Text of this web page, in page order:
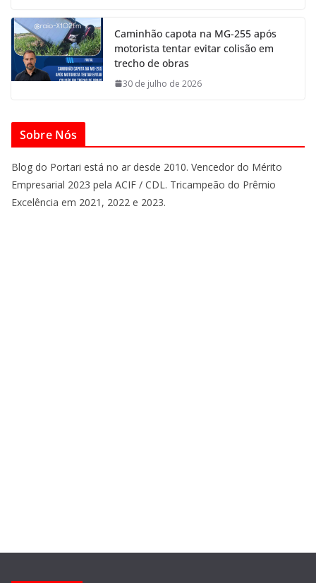
Caminhão capota na MG-255 após
motorista tentar evitar colisão em
trecho de obras
30 de julho de 2026
Sobre Nós
Blog do Portari está no ar desde 2010. Vencedor do Mérito
Empresarial 2023 pela ACIF / CDL. Tricampeão do Prêmio
Excelência em 2021, 2022 e 2023.